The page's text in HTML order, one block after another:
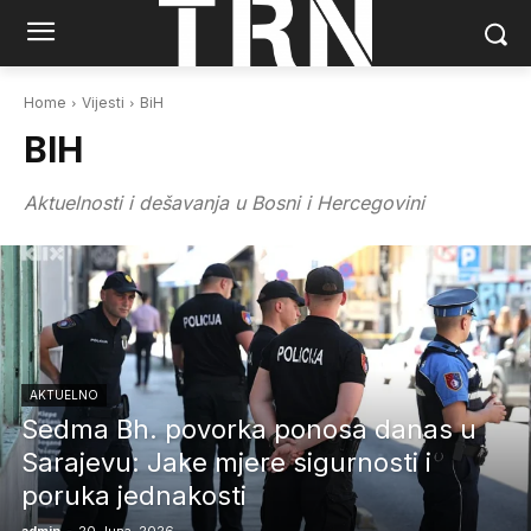
Home Vijesti BiH
BIH
Aktuelnosti i dešavanja u Bosni i Hercegovini
AKTUELNO
Sedma Bh. povorka ponosa danas u
Sarajevu: Jake mjere sigurnosti i
poruka jednakosti